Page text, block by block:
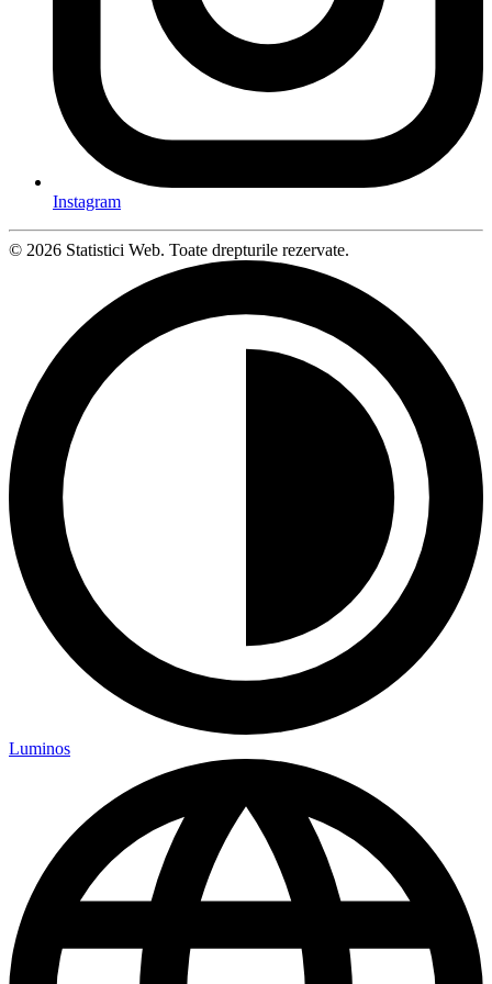
Instagram
© 2026 Statistici Web. Toate drepturile rezervate.
Luminos